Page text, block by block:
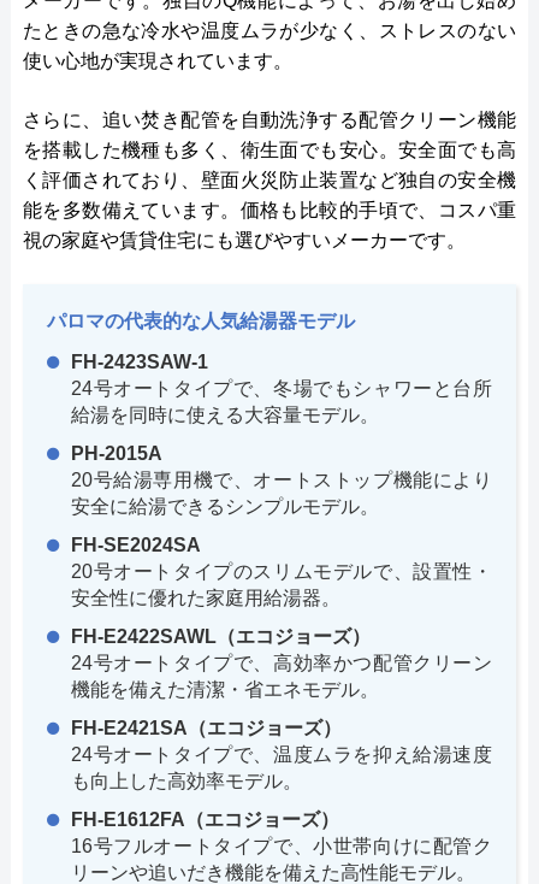
たときの急な冷水や温度ムラが少なく、ストレスのない
使い心地が実現されています。
さらに、追い焚き配管を自動洗浄する配管クリーン機能
を搭載した機種も多く、衛生面でも安心。安全面でも高
く評価されており、壁面火災防止装置など独自の安全機
能を多数備えています。価格も比較的手頃で、コスパ重
視の家庭や賃貸住宅にも選びやすいメーカーです。
パロマの代表的な人気給湯器モデル
FH-2423SAW-1
24号オートタイプで、冬場でもシャワーと台所
給湯を同時に使える大容量モデル。
PH-2015A
20号給湯専用機で、オートストップ機能により
安全に給湯できるシンプルモデル。
FH-SE2024SA
20号オートタイプのスリムモデルで、設置性・
安全性に優れた家庭用給湯器。
FH-E2422SAWL（エコジョーズ）
24号オートタイプで、高効率かつ配管クリーン
機能を備えた清潔・省エネモデル。
FH-E2421SA（エコジョーズ）
24号オートタイプで、温度ムラを抑え給湯速度
も向上した高効率モデル。
FH-E1612FA（エコジョーズ）
16号フルオートタイプで、小世帯向けに配管ク
リーンや追いだき機能を備えた高性能モデル。